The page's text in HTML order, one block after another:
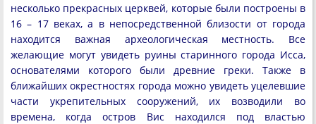
несколько прекрасных церквей, которые были построены в
16 – 17 веках, а в непосредственной близости от города
находится важная археологическая местность. Все
желающие могут увидеть руины старинного города Исса,
основателями которого были древние греки. Также в
ближайших окрестностях города можно увидеть уцелевшие
части укрепительных сооружений, их возводили во
времена, когда остров Вис находился под властью